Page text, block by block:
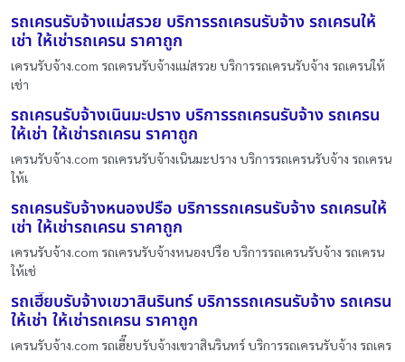
รถเครนรับจ้างแม่สรวย บริการรถเครนรับจ้าง รถเครนให้
เช่า ให้เช่ารถเครน ราคาถูก
เครนรับจ้าง.com รถเครนรับจ้างแม่สรวย บริการรถเครนรับจ้าง รถเครนให้
เช่า
รถเครนรับจ้างเนินมะปราง บริการรถเครนรับจ้าง รถเครน
ให้เช่า ให้เช่ารถเครน ราคาถูก
เครนรับจ้าง.com รถเครนรับจ้างเนินมะปราง บริการรถเครนรับจ้าง รถเครน
ให้เ
รถเครนรับจ้างหนองปรือ บริการรถเครนรับจ้าง รถเครนให้
เช่า ให้เช่ารถเครน ราคาถูก
เครนรับจ้าง.com รถเครนรับจ้างหนองปรือ บริการรถเครนรับจ้าง รถเครน
ให้เช่
รถเฮี๊ยบรับจ้างเขวาสินรินทร์ บริการรถเครนรับจ้าง รถเครน
ให้เช่า ให้เช่ารถเครน ราคาถูก
เครนรับจ้าง.com รถเฮี๊ยบรับจ้างเขวาสินรินทร์ บริการรถเครนรับจ้าง รถเคร